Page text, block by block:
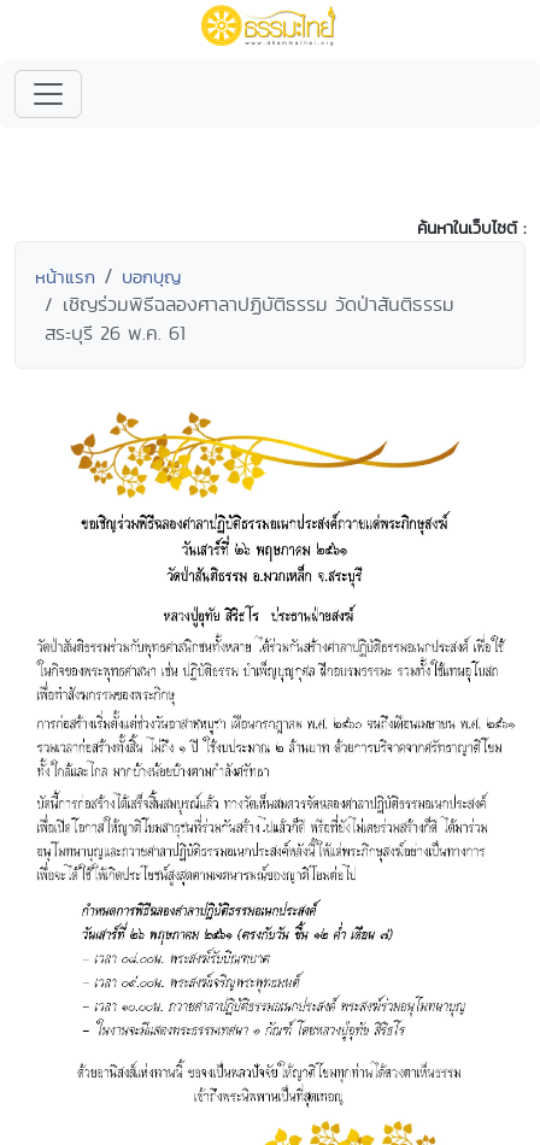
ค้นหาในเว็บไซต์ :
หน้าแรก บอกบุญ
เชิญร่วมพิธีฉลองศาลาปฏิบัติธรรม วัดป่าสันติธรรม
สระบุรี 26 พ.ค. 61